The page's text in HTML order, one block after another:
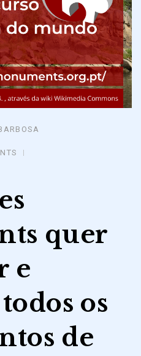
quer
e
os
de